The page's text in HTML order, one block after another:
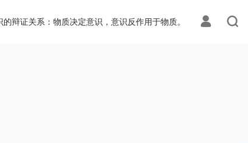
的辩证关系：物质决定意识，意识反作用于物质。